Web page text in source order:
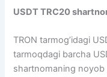
USDT TRC20
TRON tarmog’idagi
tarmoqdagi barcha
shartnomaning